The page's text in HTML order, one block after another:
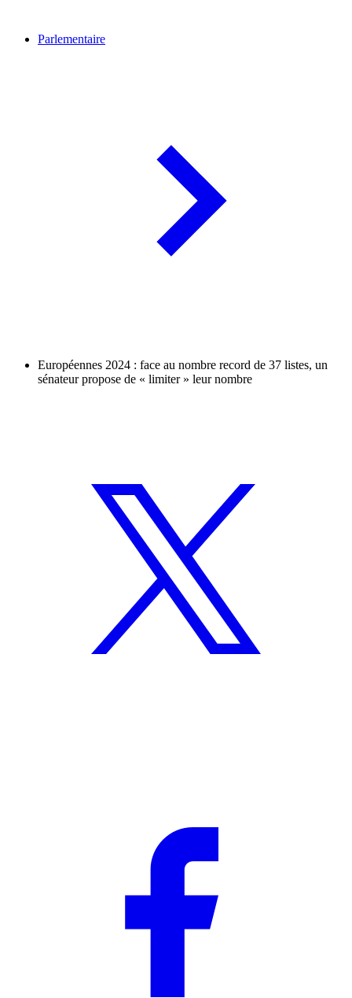
Parlementaire
Européennes 2024 : face au nombre record de 37 listes, un
sénateur propose de « limiter » leur nombre